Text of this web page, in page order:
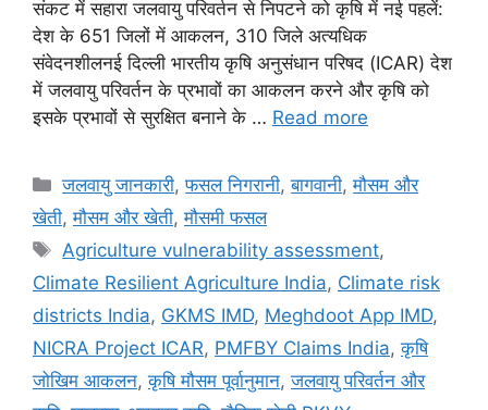
संकट में सहारा जलवायु परिवर्तन से निपटने को कृषि में नई पहलें:
देश के 651 जिलों में आकलन, 310 जिले अत्यधिक
संवेदनशीलनई दिल्ली भारतीय कृषि अनुसंधान परिषद (ICAR) देश
में जलवायु परिवर्तन के प्रभावों का आकलन करने और कृषि को
इसके प्रभावों से सुरक्षित बनाने के … Read more
जलवायु जानकारी,फसल निगरानी,बागवानी,मौसम और
खेती,मौसम और खेती,मौसमी फसल
Agriculture vulnerability assessment,
Climate Resilient Agriculture India, Climate risk
districts India, GKMS IMD, Meghdoot App IMD,
NICRA Project ICAR, PMFBY Claims India,कृषि
जोखिम आकलन,कृषि मौसम पूर्वानुमान,जलवायु परिवर्तन और